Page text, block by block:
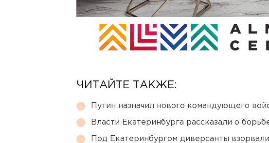
ЧИТАЙТЕ ТАКЖЕ:
Путин назначил нового командующего
Власти Екатеринбурга рассказали о
Под Екатеринбургом диверсанты